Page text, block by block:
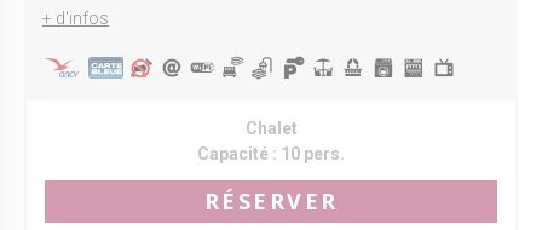
+ d'infos
Chalet
Capacité : 10 pers.
RÉSERVER